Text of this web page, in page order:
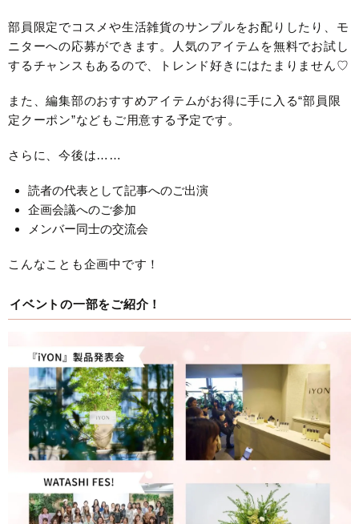
部員限定でコスメや生活雑貨のサンプルをお配りしたり、モ
ニターへの応募ができます。人気のアイテムを無料でお試し
するチャンスもあるので、トレンド好きにはたまりません♡
また、編集部のおすすめアイテムがお得に手に入る“部員限
定クーポン”などもご用意する予定です。
さらに、今後は……
読者の代表として記事へのご出演
企画会議へのご参加
メンバー同士の交流会
こんなことも企画中です！
イベントの一部をご紹介！